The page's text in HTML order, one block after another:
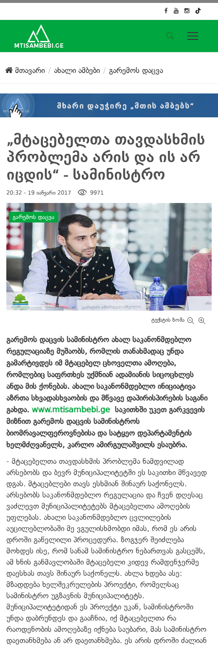
საიტის მენიუ
მთავარი
ქართული საქმე
კონტაქტი
სოციალური ქსელები
მთავარი ახალი ამბები გარემოს დაცვა
„მტაცებელთა თავდასხმის
პრობლემა არის და ის არ
იცდის“ - სამინისტრო
20:32 - 19 იანვარი 2017 9971
დატოვე კომენტარი
ᲒᲐᲠᲔᲛᲝᲡ ᲓᲐᲪᲕᲐ
ტექსტის ზომა
გარემოს დაცვის სამინისტრო ახალ საკანონმდებლო
რეგულაციაზე მუშაობს, რომლის თანახმადაც უნდა
გამარტივდეს იმ მტაცებელ ცხოველთა ამოღება,
რომლებიც საფრთხეს უქმნიან ადამიანის სიცოცხლეს
ანდა მის ქონებას. ახალი საკანონმდებლო ინიციატივა
აზრთა სხვადასხვაობის და მწვავე დაპირისპირების საგანი
გახდა. www.mtisambebi.ge საკითხში უკეთ გარკვევის
მიზნით გარემოს დაცვის სამინისტროს
ბიომრავალფეროვნებისა და სატყეო დეპარტამენტის
ხელმძღვანელს, კარლო ამირგულაშვილს ესაუბრა.
- მტაცებელთა თავდასხმის პრობლემა ნამდვილად
არსებობს და ბევრ მუნიციპალიტეტში ეს საკითხი მწვავედ
დგას. მტაცებლები თავს ესხმიან შინაურ საქონელს.
არსებობს საკანონმდებლო რეგულაცია და ჩვენ დღესაც
ვაძლევთ მუნიციპალიტეტებს მტაცებელთა ამოღების
უფლებას. ახალი საკანონმდებლო ცვლილების
აუცილებლობაში მე ვგულისხმობდი იმას, რომ ეს არის
დროში გაწელილი პროცედურა. ზოგჯერ შეიძლება
მოხდეს ისე, რომ სანამ სამინისტრო ნებართვას გასცემს,
ამ ხნის განმავლობაში მტაცებელი კიდევ რამდენჯერმე
დაესხას თავს შინაურ საქონელს. ახლა ხდება ასე:
მზადდება ხელშეკრულების პროექტი, რომელსაც
სამინისტრო უგზავნის მუნიციპალიტეტს.
მუნიციპალიტეტიდან ეს პროექტი უკან, სამინისტროში
უნდა დაბრუნდეს და გააჩნია, იქ მტაცებელთა რა
რაოდენობის ამოღებაზე იქნება საუბარი, მას სამინისტრო
დაეთანხმება ან არ დაეთანხმება. ეს არის დროში ძალიან